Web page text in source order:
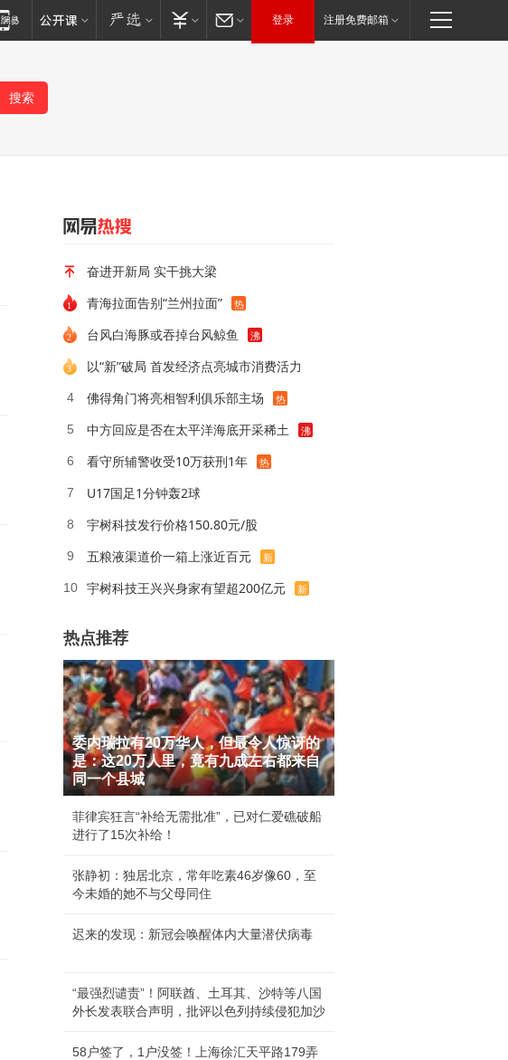
登录 注册免费邮箱
奋进开新局 实干挑大梁
1
青海拉面告别“兰州拉面” 热
2
台风白海豚或吞掉台风鲸鱼 沸
3
以“新”破局 首发经济点亮城市消费活力
4 佛得角门将亮相智利俱乐部主场 热
5 中方回应是否在太平洋海底开采稀土 沸
6 看守所辅警收受10万获刑1年 热
7 U17国足1分钟轰2球
8 宇树科技发行价格150.80元/股
9 五粮液渠道价一箱上涨近百元 新
10 宇树科技王兴兴身家有望超200亿元 新
热点推荐
委内瑞拉有20万华人，但最令人惊讶的
是：这20万人里，竟有九成左右都来自
同一个县城
菲律宾狂言“补给无需批准”，已对仁爱礁破船
进行了15次补给！
张静初：独居北京，常年吃素46岁像60，至
今未婚的她不与父母同住
迟来的发现：新冠会唤醒体内大量潜伏病毒
“最强烈谴责”！阿联酋、土耳其、沙特等八国
外长发表联合声明，批评以色列持续侵犯加沙
58户签了，1户没签！上海徐汇天平路179弄